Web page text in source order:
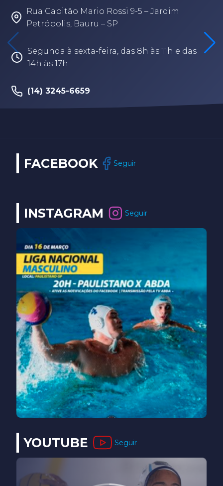
Rua Fabio Geraldo, 2-12 – Jardim Terra
Branca – Bauru/SP
Segunda à sexta-feira, das 8h às 17h30
FACEBOOK Seguir
INSTAGRAM Seguir
YOUTUBE Seguir